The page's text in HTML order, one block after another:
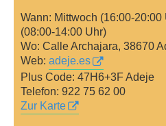
Wann: Mittwoch (16:00-
(08:00-14:00 Uhr)
Wo: Calle Archajara, 38670
Web: adeje.es
Plus Code: 47H6+3F Adeje
Telefon: 922 75 62 00
Zur Karte